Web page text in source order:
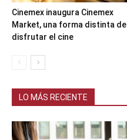
Cinemex inaugura Cinemex
Market, una forma distinta de
disfrutar el cine
LO MÁS RECIENTE